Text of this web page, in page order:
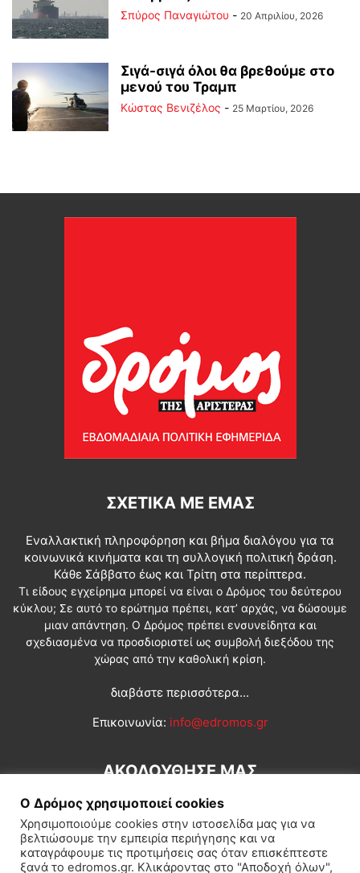
Σπύρος Παναγιώτου - 20 Απριλίου, 2026
Σιγά-σιγά όλοι θα βρεθούμε στο
μενού του Τραμπ
Κώστας Βενιζέλος - 25 Μαρτίου, 2026
ΣΧΕΤΙΚΆ ΜΕ ΕΜΆΣ
Εναλλακτική πληροφόρηση και βήμα διαλόγου για τα
κοινωνικά κινήματα και τη συλλογική πολιτική δράση.
Κάθε Σάββατο έως και Τρίτη στα περίπτερα.
Τι είδους εγχείρημα μπορεί να είναι ο Δρόμος του δεύτερου
κύκλου; Σε αυτό το ερώτημα πρέπει, κατ’ αρχάς, να δώσουμε
μιαν απάντηση. Ο Δρόμος πρέπει ενσυνείδητα και
σχεδιασμένα να προσδιοριστεί ως συμβολή διεξόδου της
χώρας από την καθολική κρίση.
διαβάστε περισσότερα...
Επικοινωνία: info@edromos.gr
ΑΚΟΛΟΥΘΗΣΕ ΜΑΣ
Ο Δρόμος χρησιμοποιεί cookies
Χρησιμοποιούμε cookies στην ιστοσελίδα μας για να
βελτιώσουμε την εμπειρία περιήγησης και να
καταγράφουμε τις προτιμήσεις σας όταν επισκέπτεστε
ξανά το edromos.gr. Κλικάροντας στο "Αποδοχή όλων",